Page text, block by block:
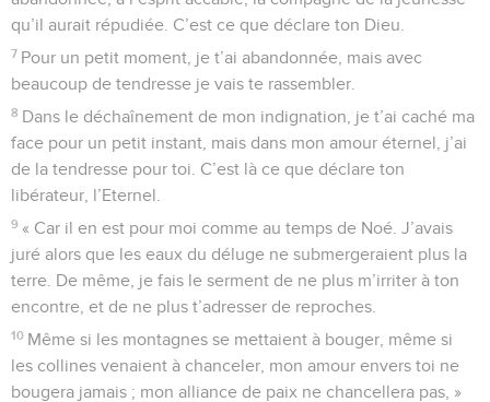
qu’il aurait répudiée. C’est ce que déclare ton Dieu.
7 Pour un petit moment, je t’ai abandonnée, mais avec
beaucoup de tendresse je vais te rassembler.
8 Dans le déchaînement de mon indignation, je t’ai caché ma
face pour un petit instant, mais dans mon amour éternel, j’ai
de la tendresse pour toi. C’est là ce que déclare ton
libérateur, l’Eternel.
9 « Car il en est pour moi comme au temps de Noé. J’avais
juré alors que les eaux du déluge ne submergeraient plus la
terre. De même, je fais le serment de ne plus m’irriter à ton
encontre, et de ne plus t’adresser de reproches.
10 Même si les montagnes se mettaient à bouger, même si
les collines venaient à chanceler, mon amour envers toi ne
bougera jamais ; mon alliance de paix ne chancellera pas, »